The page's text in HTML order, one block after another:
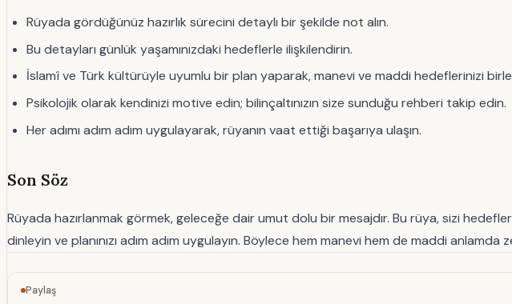
Rüyada gördüğünüz hazırlık sürecini detaylı bir şekilde not alın.
Bu detayları günlük yaşamınızdaki hedeflerle ilişkilendirin.
İslamî ve Türk kültürüyle uyumlu bir plan yaparak, manevi ve maddi hedeflerinizi
Psikolojik olarak kendinizi motive edin; bilinçaltınızın size sunduğu rehberi takip edin.
Her adımı adım adım uygulayarak, rüyanın vaat ettiği başarıya ulaşın.
Son Söz
Rüyada hazırlanmak görmek, geleceğe dair umut dolu bir mesajdır. Bu rüya, sizi
dinleyin ve planınızı adım adım uygulayın. Böylece hem manevi hem de maddi anlamda
Paylaş